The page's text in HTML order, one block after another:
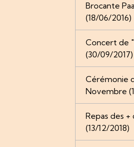
Brocante
(18/06/2016)
Concert de
(30/09/2017)
Cérémonie
Novembre
Repas des +
(13/12/2018)